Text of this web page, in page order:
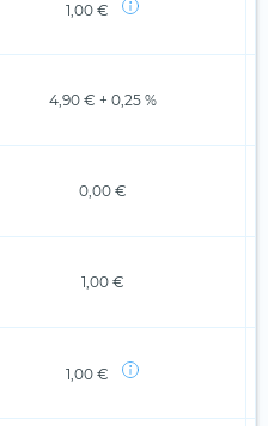
1,00 €
4,90 € + 0,25 %
0,00 €
1,00 €
1,00 €